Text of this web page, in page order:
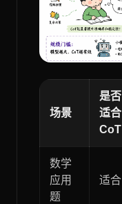
场景
是否
适合
CoT
数学
应用
题
适合